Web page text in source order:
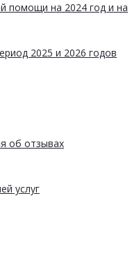
помощи на 2024 год и на
2025 и 2026 годов
об отзывах
услуг